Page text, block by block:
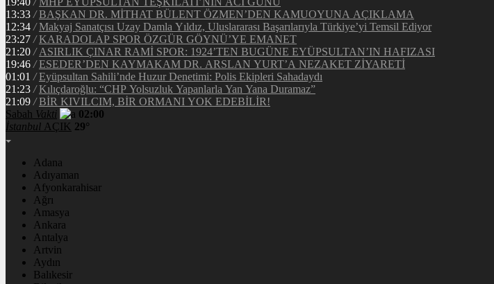
13:33 / BAŞKAN DR. MİTHAT BÜLENT ÖZMEN’DEN KAMUOYUNA AÇIKLAMA
12:34 / Makyaj Sanatçısı Uzay Damla Yıldız, Uluslararası Başarılarıyla Türkiye’yi Temsil Ediyor
23:27 / KARADOLAP SPOR ÖZGÜR GÖYNÜ’YE EMANET
21:20 / ASIRLIK ÇINAR RAMİ SPOR: 1924’TEN BUGÜNE EYÜPSULTAN’IN HAFIZASI
19:46 / ESEDER’DEN KAYMAKAM DR. ARSLAN YURT’A NEZAKET ZİYARETİ
01:01 / Eyüpsultan Sahili’nde Huzur Denetimi: Polis Ekipleri Sahadaydı
21:23 / Kılıçdaroğlu: “CHP Yolsuzluk Yapanlarla Yan Yana Duramaz”
21:09 / BİR KIVILCIM, BİR ORMANI YOK EDEBİLİR!
Sabah Vakti
02:00
İstanbul AÇIK 29°
Adana
Adıyaman
Afyonkarahisar
Ağrı
Amasya
Ankara
Antalya
Artvin
Aydın
Balıkesir